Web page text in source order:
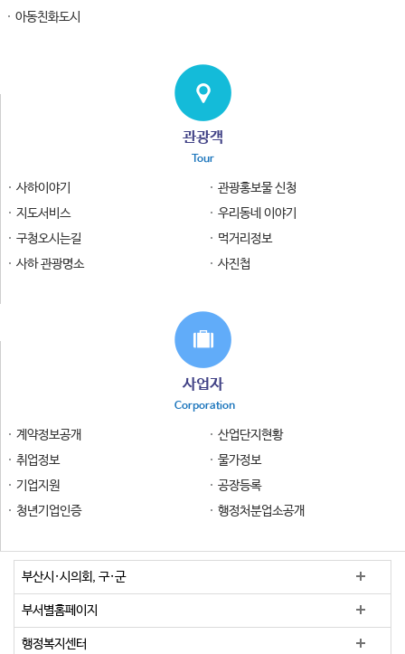
아동친화도시
관광객
Tour
사하이야기
관광홍보물 신청
지도서비스
우리동네 이야기
구청오시는길
먹거리정보
사하 관광명소
사진첩
사업자
Corporation
계약정보공개
산업단지현황
취업정보
물가정보
기업지원
공장등록
청년기업인증
행정처분업소공개
부산시·시의회, 구·군
부서별홈페이지
행정복지센터